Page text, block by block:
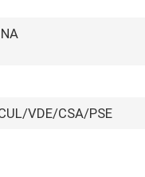
VDE/CSA/PSE